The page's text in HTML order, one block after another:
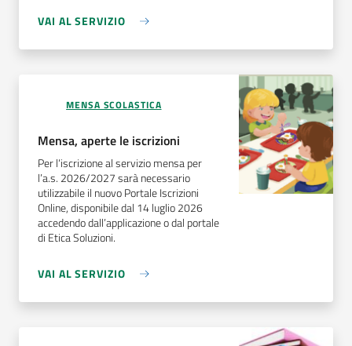
VAI AL SERVIZIO
MENSA SCOLASTICA
Mensa, aperte le iscrizioni
Per l‘iscrizione al servizio mensa per
l’a.s. 2026/2027 sarà necessario
utilizzabile il nuovo Portale Iscrizioni
Online, disponibile dal 14 luglio 2026
accedendo dall’applicazione o dal portale
di Etica Soluzioni.
VAI AL SERVIZIO